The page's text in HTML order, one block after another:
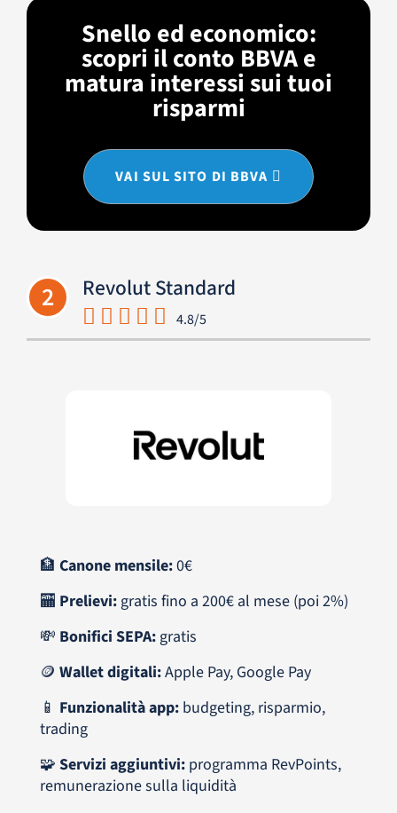
Snello ed economico:
scopri il conto BBVA e
matura interessi sui tuoi
risparmi
VAI SUL SITO DI BBVA
2 Revolut Standard
4.8/5
🏦 Canone mensile:0€
🏧 Prelievi:gratis fino a 200€ al mese (poi 2%)
💸 Bonifici SEPA:gratis
🪙 Wallet digitali:Apple Pay, Google Pay
📱 Funzionalità app: budgeting, risparmio,
trading
🧩 Servizi aggiuntivi: programma RevPoints,
remunerazione sulla liquidità